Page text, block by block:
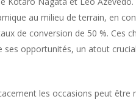
au milieu de terrain, en
de conversion de 50 %. Ces
opportunités, un atout
les occasions peut